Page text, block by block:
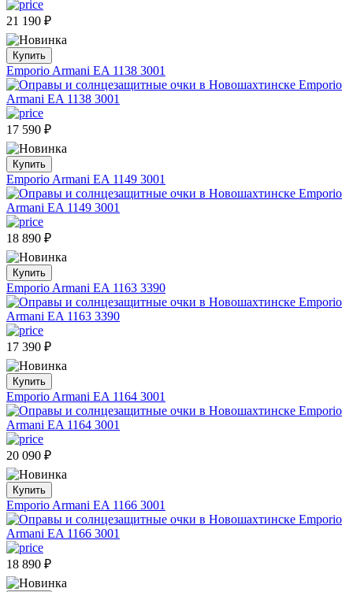
21 190 ₽
Купить
Emporio Armani EA 1138 3001
17 590 ₽
Купить
Emporio Armani EA 1149 3001
18 890 ₽
Купить
Emporio Armani EA 1163 3390
17 390 ₽
Купить
Emporio Armani EA 1164 3001
20 090 ₽
Купить
Emporio Armani EA 1166 3001
18 890 ₽